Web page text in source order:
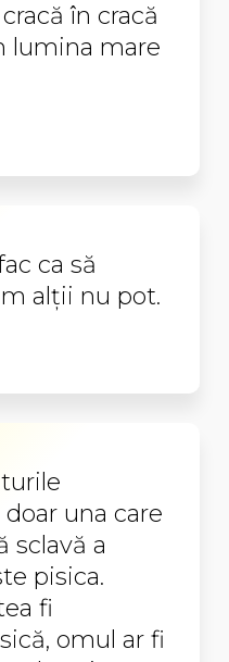
în cracă
lumina mare
ca să
alţii nu pot.
una care
sclavă a
pisica.
fi
omul ar fi